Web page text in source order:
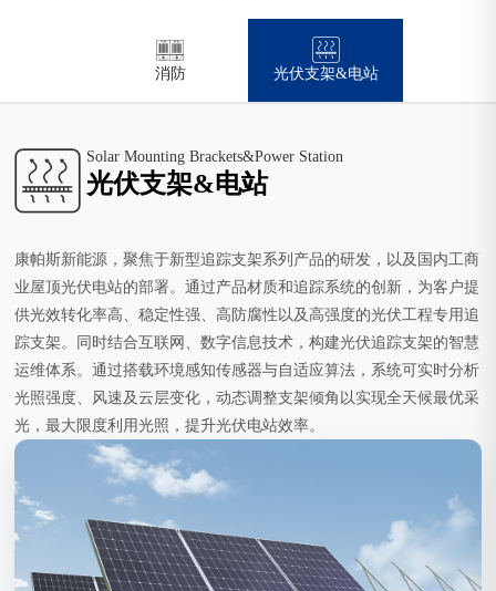
消防 光伏支架&电站
Solar Mounting Brackets&Power Station
光伏支架&电站
康帕斯新能源，聚焦于新型追踪支架系列产品的研发，以及国内工商
业屋顶光伏电站的部署。通过产品材质和追踪系统的创新，为客户提
供光效转化率高、稳定性强、高防腐性以及高强度的光伏工程专用追
踪支架。同时结合互联网、数字信息技术，构建光伏追踪支架的智慧
运维体系。通过搭载环境感知传感器与自适应算法，系统可实时分析
光照强度、风速及云层变化，动态调整支架倾角以实现全天候最优采
光，最大限度利用光照，提升光伏电站效率。